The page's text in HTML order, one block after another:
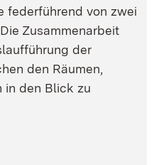
federführend von zwei
Zusammenarbeit
der
den Räumen,
in den Blick zu